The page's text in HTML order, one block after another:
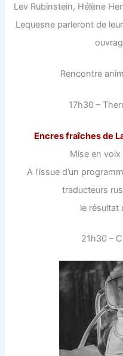
Lev Rubinstein, Hélène
Lequesne parleront de
Rencontre
17h30 –
Encres fraîches de
Mise en
A l’issue d’un
traducteurs
le résultat
21h30 –